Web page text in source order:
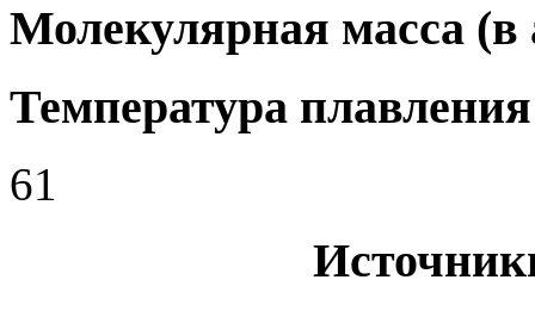
Молекулярная масса (в
Температура
61